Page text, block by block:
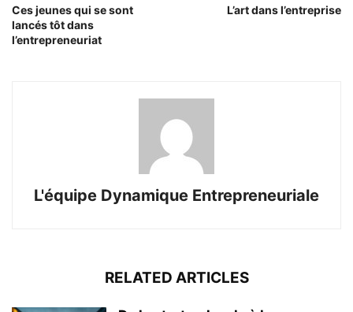
Ces jeunes qui se sont
lancés tôt dans
l’entrepreneuriat
L’art dans l’entreprise
L'équipe Dynamique Entrepreneuriale
RELATED ARTICLES